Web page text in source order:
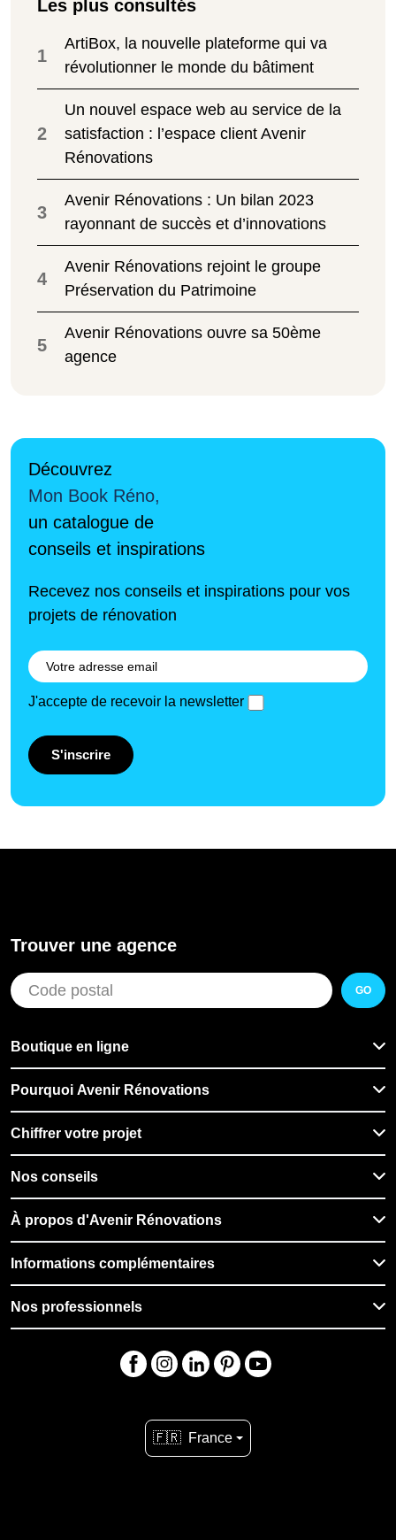
Les plus consultés
1
ArtiBox, la nouvelle plateforme qui va
révolutionner le monde du bâtiment
2
Un nouvel espace web au service de la
satisfaction : l’espace client Avenir
Rénovations
3
Avenir Rénovations : Un bilan 2023
rayonnant de succès et d’innovations
4
Avenir Rénovations rejoint le groupe
Préservation du Patrimoine
5
Avenir Rénovations ouvre sa 50ème
agence
Découvrez
Mon Book Réno,
un catalogue de
conseils et inspirations
Recevez nos conseils et inspirations pour vos
projets de rénovation
J'accepte de recevoir la newsletter
S'inscrire
Trouver une agence
GO
Boutique en ligne
Pourquoi Avenir Rénovations
Chiffrer votre projet
Nos conseils
À propos d'Avenir Rénovations
Informations complémentaires
Nos professionnels
🇫🇷 France